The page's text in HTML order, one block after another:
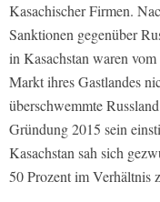
Kasachischer Firmen.
Sanktionen gegenüber
in Kasachstan waren
Markt ihres Gastlandes
überschwemmte
Gründung 2015 sein
Kasachstan sah sich
50 Prozent im Verhältnis